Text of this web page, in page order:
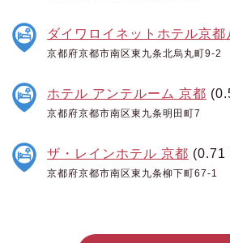
ダイワロイネットホテル京都
京都府京都市南区東九条北烏丸町9-2
ホテル アンテルーム 京都
京都府京都市南区東九条明田町7
ザ・レインホテル 京都 (0.71
京都府京都市南区東九条柳下町67-1